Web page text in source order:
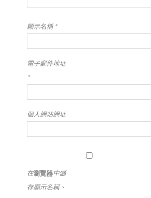
顯示名稱*
電子郵件地址
*
個人網站網址
在瀏覽器中儲
存顯示名稱、